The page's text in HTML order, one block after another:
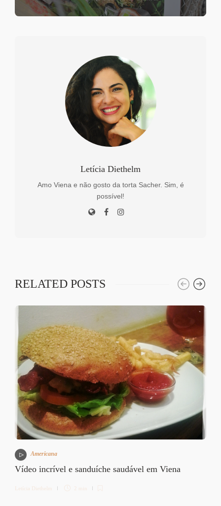
Letícia Diethelm
Amo Viena e não gosto da torta Sacher. Sim, é
possível!
RELATED POSTS
Americana
Vídeo incrível e sanduíche saudável em Viena
Letícia Diethelm 2 min